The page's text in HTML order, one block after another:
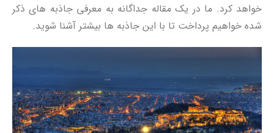
خواهد کرد. ما در یک مقاله جداگانه به معرفی جاذبه های ذکر
شده خواهیم پرداخت تا با این جاذبه ها بیشتر آشنا شوید.